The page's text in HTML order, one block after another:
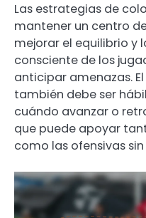
Las estrategias de
mantener un centro
mejorar el equilibrio y
consciente de los
anticipar amenazas.
también debe ser
cuándo avanzar o
que puede apoyar
como las ofensivas